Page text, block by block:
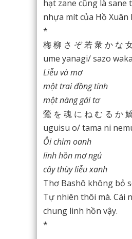
hạt zane cũng là
nhựa mít của Hồ Xuân
*
梅 柳 さ ぞ 若 衆 か な
ume yanagi/ sazo
Liễu và mơ
một trai đồng tính
một nàng gái tơ
鶯 を 魂 に ね む る か
uguisu o/ tama ni
Ôi chim oanh
linh hồn mơ ngủ
cây thùy liễu xanh
Thơ Bashô không bỏ
Tự nhiên thôi mà. Cái
chung linh hồn vậy.
*